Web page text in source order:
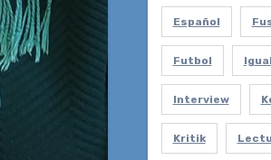
Español
Futbol
Interview
Kritik